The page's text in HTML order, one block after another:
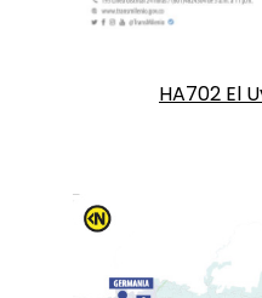
HA702 El